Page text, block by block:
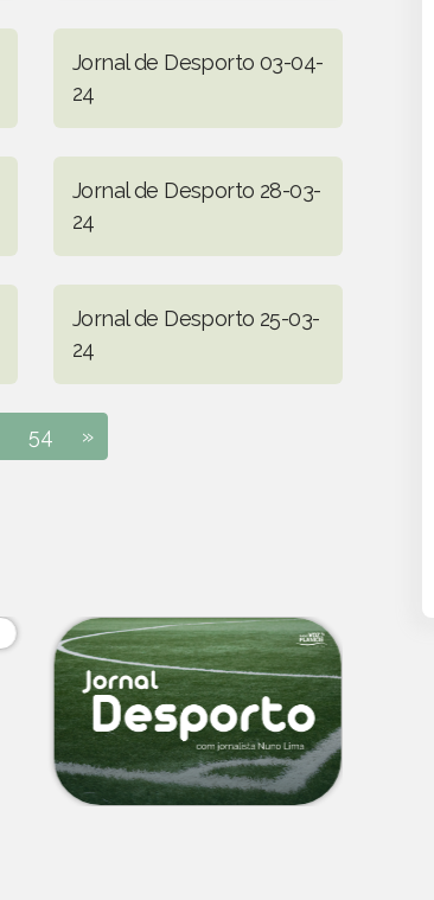
Jornal de Desporto 03-04-
24
Jornal de Desporto 28-03-
24
Jornal de Desporto 25-03-
24
54 »